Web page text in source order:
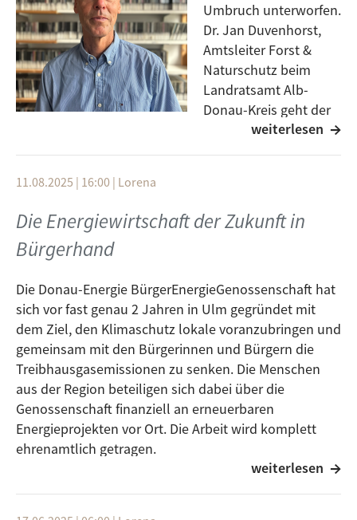
Umbruch unterworfen.
Dr. Jan Duvenhorst,
Amtsleiter Forst &
Naturschutz beim
Landratsamt Alb-
Donau-Kreis geht der
Frage nach den
der Zukunft aussehen wird. Anhand vieler Beispiele
wird greifbar, was uns alle angeht und was zu tun ist,
um dem Wald auch zukünftig eine Chance zu geben.
weiterlesen
11.08.2025 | 16:00 | Lorena
Die Energiewirtschaft der Zukunft in
Bürgerhand
Die Donau-Energie BürgerEnergieGenossenschaft hat
sich vor fast genau 2 Jahren in Ulm gegründet mit
dem Ziel, den Klimaschutz lokale voranzubringen und
gemeinsam mit den Bürgerinnen und Bürgern die
Treibhausgasemissionen zu senken. Die Menschen
aus der Region beteiligen sich dabei über die
Genossenschaft finanziell an erneuerbaren
Energieprojekten vor Ort. Die Arbeit wird komplett
ehrenamtlich getragen.
weiterlesen